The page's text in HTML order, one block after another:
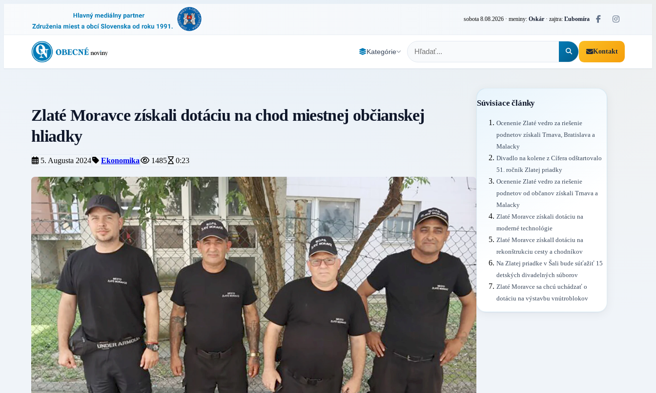
sobota 8.08.2026 · meniny: Oskár · zajtra: Ľubomíra
Kategórie Kontakt
Zlaté Moravce získali dotáciu na chod miestnej občianskej
hliadky
5. Augusta 2024 Ekonomika 1485 0:23
Súvisiace články
Ocenenie Zlaté vedro za riešenie
podnetov získali Trnava, Bratislava a
Malacky
Divadlo na kolene z Cífera odštartovalo
51. ročník Zlatej priadky
Ocenenie Zlaté vedro za riešenie
podnetov od občanov získali Trnava a
Malacky
Zlaté Moravce získali dotáciu na
moderné technológie
Zlaté Moravce získalI dotáciu na
rekonštrukciu cesty a chodníkov
Na Zlatej priadke v Šali bude súťažiť 15
detských divadelných súborov
Zlaté Moravce sa chcú uchádzať o
dotáciu na výstavbu vnútroblokov